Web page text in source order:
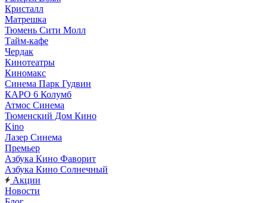
Кристалл
Матрешка
Тюмень Сити Молл
Тайм-кафе
Чердак
Кинотеатры
Киномакс
Синема Парк Гудвин
КАРО 6 Колумб
Атмос Синема
Тюменский Дом Кино
Kino
Лазер Синема
Премьер
Азбука Кино Фаворит
Азбука Кино Солнечный
Акции
Новости